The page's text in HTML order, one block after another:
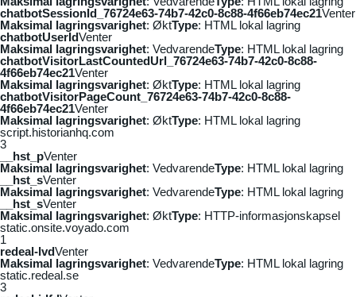
chatbotSessionId_76724e63-74b7-42c0-8c88-4f66eb74ec21Venter
Maksimal lagringsvarighet: ØktType: HTML lokal lagring
chatbotUserIdVenter
Maksimal lagringsvarighet: VedvarendeType: HTML lokal lagring
chatbotVisitorLastCountedUrl_76724e63-74b7-42c0-8c88-
4f66eb74ec21Venter
Maksimal lagringsvarighet: ØktType: HTML lokal lagring
chatbotVisitorPageCount_76724e63-74b7-42c0-8c88-
4f66eb74ec21Venter
Maksimal lagringsvarighet: ØktType: HTML lokal lagring
script.historianhq.com
3
__hst_pVenter
Maksimal lagringsvarighet: VedvarendeType: HTML lokal lagring
__hst_sVenter
Maksimal lagringsvarighet: VedvarendeType: HTML lokal lagring
__hst_sVenter
Maksimal lagringsvarighet: ØktType: HTTP-informasjonskapsel
static.onsite.voyado.com
1
redeal-lvdVenter
Maksimal lagringsvarighet: VedvarendeType: HTML lokal lagring
static.redeal.se
3